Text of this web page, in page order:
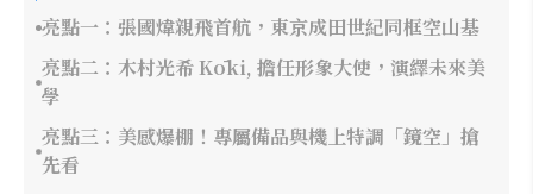
亮點一：張國煒親飛首航，東京成田世紀同框空山基
亮點二：木村光希 Kōki, 擔任形象大使，演繹未來美
學
亮點三：美感爆棚！專屬備品與機上特調「鏡空」搶
先看